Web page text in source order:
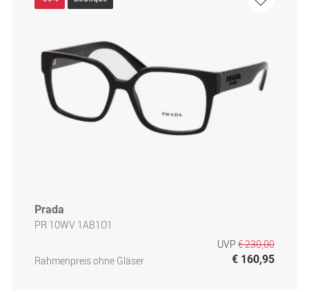
Prada
PR 10WV 1AB1O1
Rahmenpreis ohne Gläser
UVP € 230,00
€ 160,95